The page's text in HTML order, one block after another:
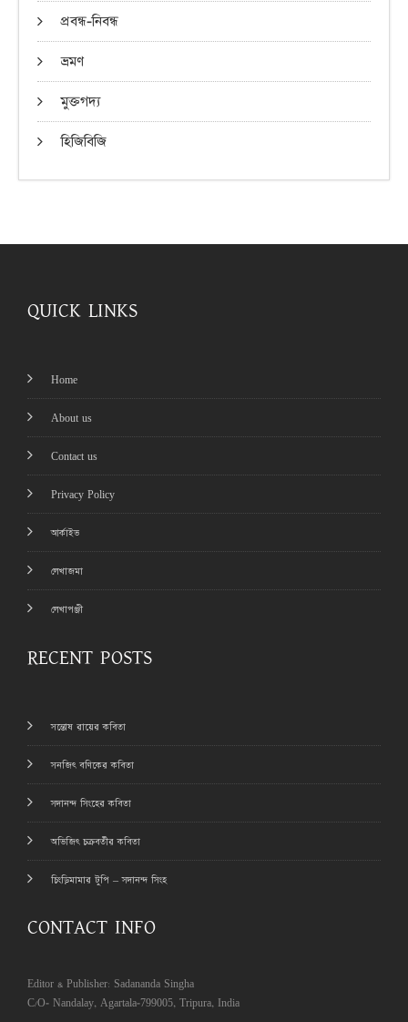
প্রবন্ধ-নিবন্ধ
ভ্রমণ
মুক্তগদ্য
হিজিবিজি
QUICK LINKS
Home
About us
Contact us
Privacy Policy
আর্কাইভ
লেখাজমা
লেখাপঞ্জী
RECENT POSTS
সন্তোষ রায়ের কবিতা
সনজিৎ বণিকের কবিতা
সদানন্দ সিংহের কবিতা
অভিজিৎ চক্রবর্তীর কবিতা
চিংড়িমামার টুপি – সদানন্দ সিংহ
CONTACT INFO
Editor & Publisher: Sadananda Singha
C/O- Nandalay, Agartala-799005, Tripura, India